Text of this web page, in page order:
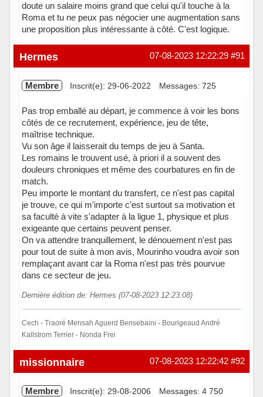
doute un salaire moins grand que celui qu'il touche à la
Roma et tu ne peux pas négocier une augmentation sans
une proposition plus intéressante à côté. C'est logique.
#91
07-08-2023 12:22:29
Hermes
Membre Inscrit(e): 29-06-2022 Messages: 725
Pas trop emballé au départ, je commence à voir les bons
côtés de ce recrutement, expérience, jeu de tête,
maîtrise technique.
Vu son âge il laisserait du temps de jeu à Santa.
Les romains le trouvent usé, à priori il a souvent des
douleurs chroniques et même des courbatures en fin de
match.
Peu importe le montant du transfert, ce n'est pas capital
je trouve, ce qui m'importe c'est surtout sa motivation et
sa faculté à vite s'adapter à la ligue 1, physique et plus
exigeante que certains peuvent penser.
On va attendre tranquillement, le dénouement n'est pas
pour tout de suite à mon avis, Mourinho voudra avoir son
remplaçant avant car la Roma n'est pas très pourvue
dans ce secteur de jeu.
Dernière édition de: Hermes (07-08-2023 12:23:08)
Cech - Traoré Mensah Aguerd Bensebaini - Bourigeaud André
Kallstrom Terrier - Nonda Frei
Hors ligne #92
07-08-2023 12:22:42
missionnaire
Membre Inscrit(e): 29-08-2006 Messages: 4 750